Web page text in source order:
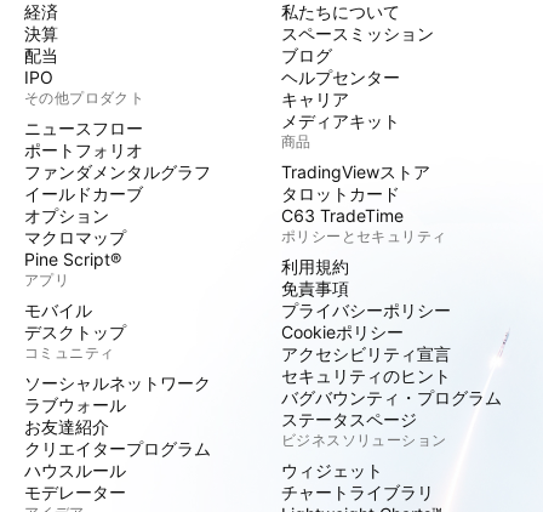
経済
決算
配当
IPO
その他プロダクト
ニュースフロー
ポートフォリオ
ファンダメンタルグラフ
イールドカーブ
オプション
マクロマップ
Pine Script®
アプリ
モバイル
デスクトップ
コミュニティ
ソーシャルネットワーク
ラブウォール
お友達紹介
クリエイタープログラム
ハウスルール
モデレーター
私たちについて
スペースミッション
ブログ
ヘルプセンター
キャリア
メディアキット
商品
TradingViewストア
タロットカード
C63 TradeTime
ポリシーとセキュリティ
利用規約
免責事項
プライバシーポリシー
Cookieポリシー
アクセシビリティ宣言
セキュリティのヒント
バグバウンティ・プログラム
ステータスページ
ビジネスソリューション
ウィジェット
チャートライブラリ